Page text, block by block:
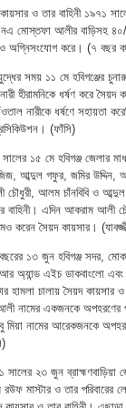
ও তার বাহিনী ১৯৭১
মোস্তফা আলীর বাড়িসহ ৪০/
ও অগ্নিসংযোগ করে। (৭ বছর
সময় ১১ মে হবিগঞ্জের
হীরামনিকে ধর্ষণ করে সৈয়দ
নারীকে ধর্ষণে সহায়তা
(ফাঁসি)
১৫ মে হবিগঞ্জ জেলার
আব্দুল গফুর, জমির উদ্দিন,
চৌধুরী, আলম চাঁনবিবি ও
বাহিনী। এদিন আকরাম আলী
করেন সৈয়দ কায়সার।
১৩ জুন হবিগঞ্জ সদর,
আর অ্যান্ড এইচ ডাকবাংলো এবং
হামলা চালায় সৈয়দ কায়সার
নামের একজনকে অপহরণের
মিয়া নামের আরেকজনকে
২৩ জুন ব্রাহ্মণবাড়িয়া
রউফ মাস্টার ও তার পরিবারের